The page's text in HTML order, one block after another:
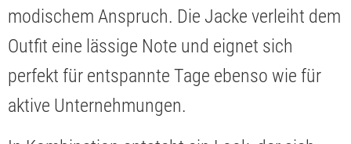
modischem Anspruch. Die Jacke verleiht dem
Outfit eine lässige Note und eignet sich
perfekt für entspannte Tage ebenso wie für
aktive Unternehmungen.